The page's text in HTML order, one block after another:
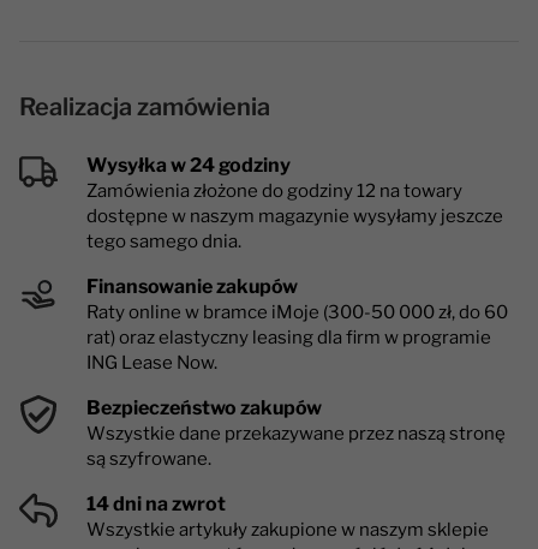
Realizacja zamówienia
Wysyłka w 24 godziny
Zamówienia złożone do godziny 12 na towary
dostępne w naszym magazynie wysyłamy jeszcze
tego samego dnia.
Finansowanie zakupów
Raty online w bramce iMoje (300-50 000 zł, do 60
rat) oraz elastyczny leasing dla firm w programie
ING Lease Now.
Bezpieczeństwo zakupów
Wszystkie dane przekazywane przez naszą stronę
są szyfrowane.
14 dni na zwrot
Wszystkie artykuły zakupione w naszym sklepie